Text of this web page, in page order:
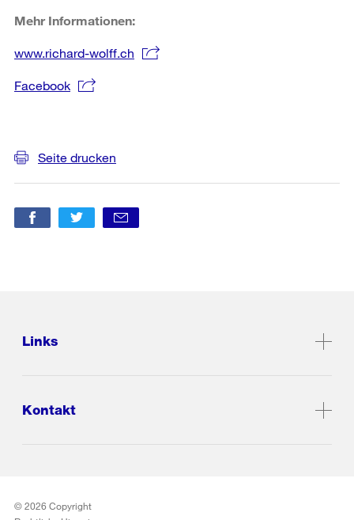
Mehr Informationen:
www.richard-wolff.ch
Facebook
Seite drucken
Links
Kontakt
© 2026 Copyright